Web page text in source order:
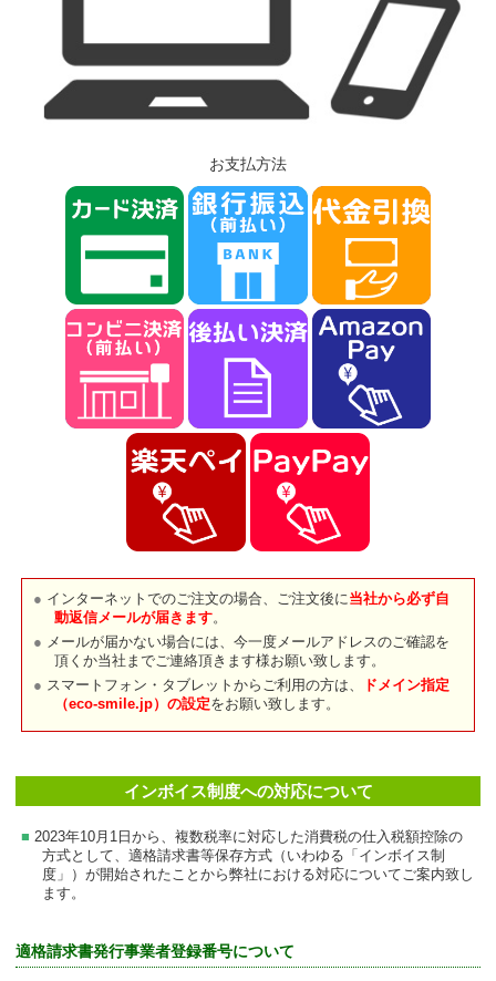
お支払方法
インターネットでのご注文の場合、ご注文後に当社から必ず自
動返信メールが届きます。
メールが届かない場合には、今一度メールアドレスのご確認を
頂くか当社までご連絡頂きます様お願い致します。
スマートフォン・タブレットからご利用の方は、
ドメイン指定
（eco-smile.jp）の設定をお願い致します。
インボイス制度への対応について
2023年10月1日から、複数税率に対応した消費税の仕入税額控除の
方式として、適格請求書等保存方式（いわゆる「インボイス制
度」）が開始されたことから弊社における対応についてご案内致し
ます。
適格請求書発行事業者登録番号について